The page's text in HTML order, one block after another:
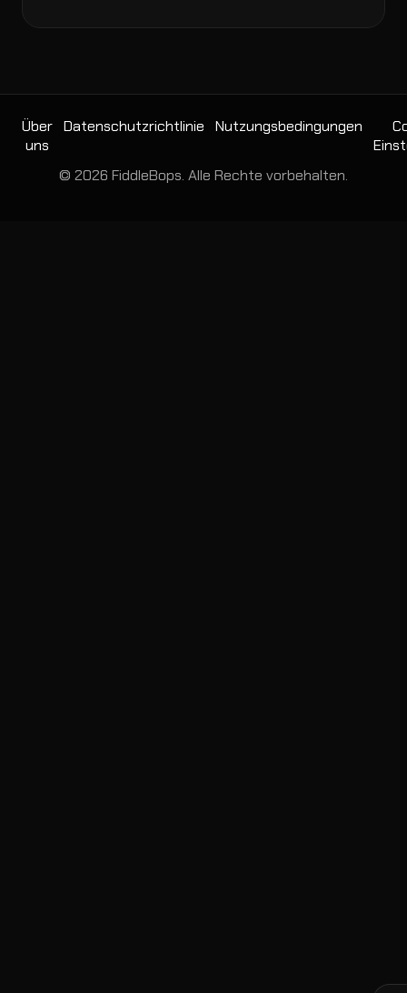
Über
uns
Datenschutzrichtlinie Nutzungsbedingungen
© 2026 FiddleBops. Alle Rechte vorbehalten.